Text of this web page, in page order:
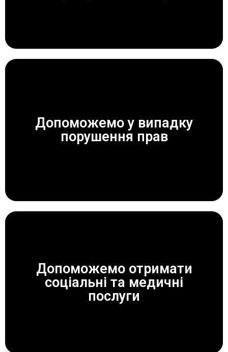
Допоможемо у випадку
порушення прав
ЗАВЖДИ ДОПОМОЖЕМО!
Допоможемо отримати
соціальні та медичні
послуги
ЗАВЖДИ ДОПОМОЖЕМО!